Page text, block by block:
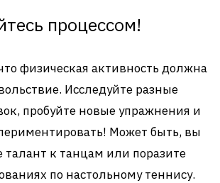
процессом!
физическая активность должна
Исследуйте разные
пробуйте новые упражнения и
Может быть, вы
талант к танцам или поразите
по настольному теннису.